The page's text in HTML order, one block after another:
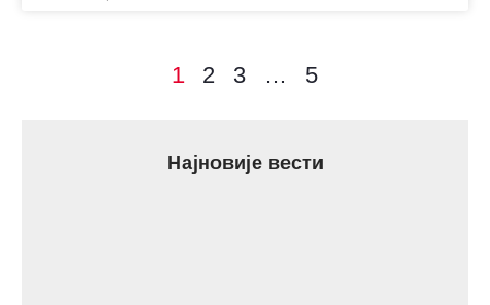
1 2 3 … 5
Најновије вести